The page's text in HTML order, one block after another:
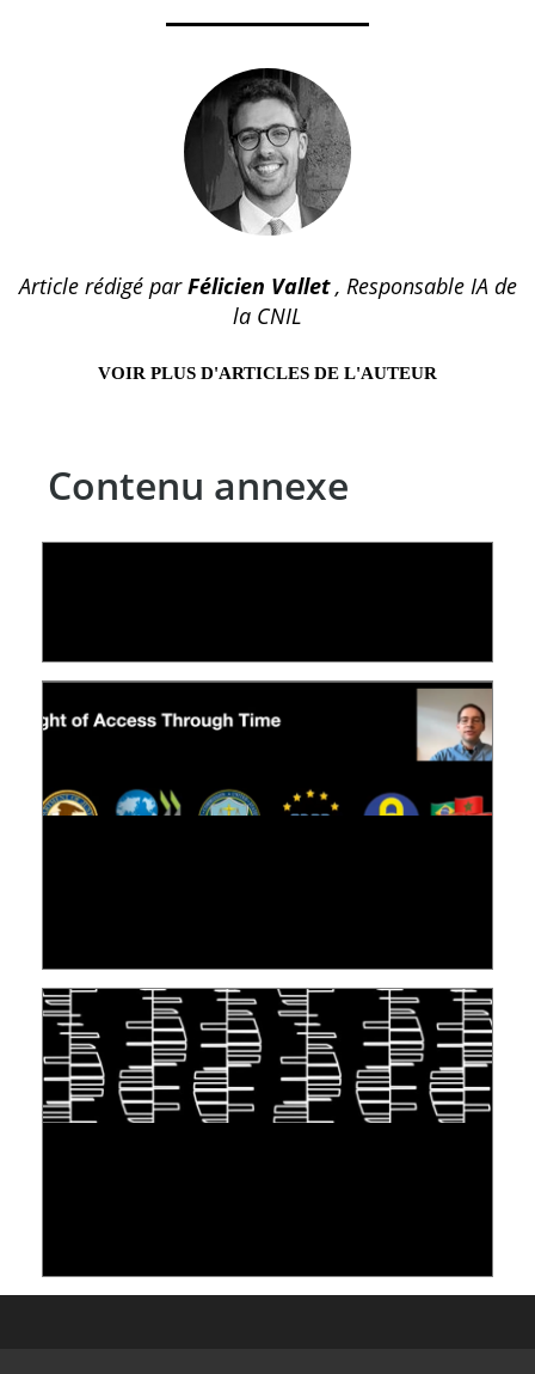
Article rédigé parFélicien Vallet, Responsable IA de
la CNIL
VOIR PLUS D'ARTICLES DE L'AUTEUR
Contenu annexe